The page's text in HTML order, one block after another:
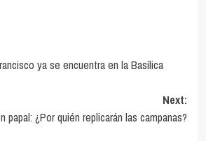
ya se encuentra en la Basílica
Next:
papal: ¿Por quién replicarán las campanas?